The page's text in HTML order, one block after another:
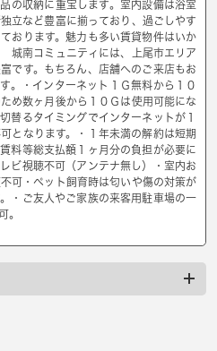
の収納に重宝します。室内設備は浴室
立など豊富に揃っており、過ごしやす
おります。魅力も多い賃貸物件はいか
城南コミュニティには、上尾市エリア
です。もちろん、店舗へのご来店もお
。・インターネット１Ｇ無料から１０
め数ヶ月後から１０Ｇは使用可能にな
替るタイミングでインターネットが１
となります。・１年未満の解約は短期
料等総支払額１ヶ月分の負担が必要に
ビ視聴不可（アンテナ無し）・室内お
可・ペット飼育時は匂いや傷の対策が
・ご友人やご家族の来客用駐車場の一
。